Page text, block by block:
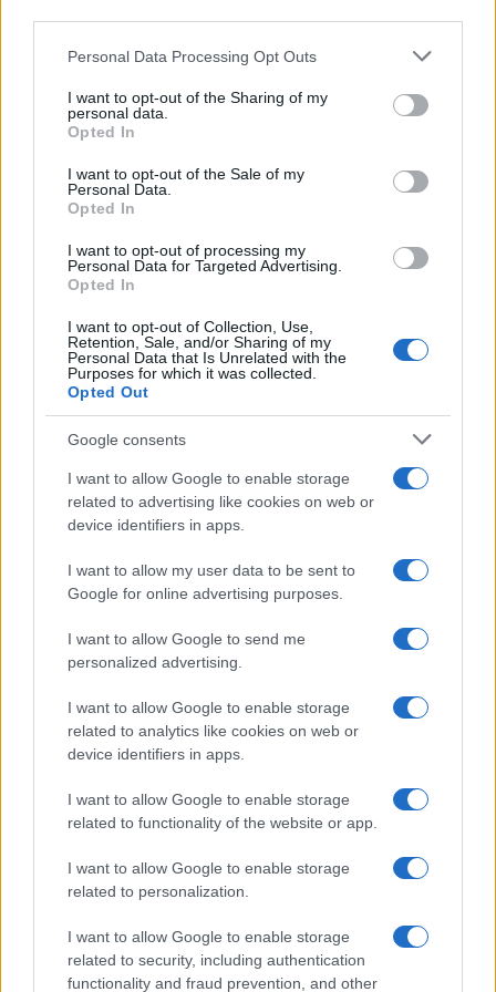
Please note that this website/app uses one or more Google
not limited to your visit or usage behaviour. You may click to
grant or deny consent to Google and its third-party tags to
use your data for below specified purposes in below Google
consent section.
Personal Data Processing Opt Outs
I want to opt-out of the Sharing of my
personal data.
Opted In
I want to opt-out of the Sale of my
Personal Data.
Opted In
I want to opt-out of processing my
Personal Data for Targeted Advertising.
Opted In
I want to opt-out of Collection, Use,
Retention, Sale, and/or Sharing of my
Personal Data that Is Unrelated with the
Purposes for which it was collected.
Opted Out
Google consents
I want to allow Google to enable storage
related to advertising like cookies on web or
device identifiers in apps.
I want to allow my user data to be sent to
Google for online advertising purposes.
I want to allow Google to send me
personalized advertising.
I want to allow Google to enable storage
related to analytics like cookies on web or
device identifiers in apps.
I want to allow Google to enable storage
related to functionality of the website or app.
I want to allow Google to enable storage
related to personalization.
I want to allow Google to enable storage
related to security, including authentication
functionality and fraud prevention, and other
Conclusies en toekomstvisie
Het is duidelijk dat de hoge werklevensduur in
Nederland een complex fenomeen is dat vraagt om
tegemoet gaan, is het cruciaal dat we blijven
nadenken over hoe we een gezonde werkcultuur
kunnen bevorderen. Een cultuur die het welzijn van
alle werknemers in ons land ondersteunt. Samen
aanpak, waarin zowel werk als leven gewaardeerd
worden. Wat vind jij? Hoe kunnen we deze balans
het beste bereiken?
AUTEUR
Redactie Newz